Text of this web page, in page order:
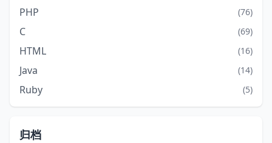
PHP (76)
C (69)
HTML (16)
Java (14)
Ruby (5)
归档